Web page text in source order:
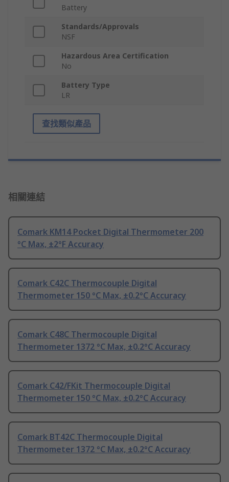
Battery
Standards/Approvals
NSF
Hazardous Area Certification
No
Battery Type
LR
查找類似產品
相關連結
Comark KM14 Pocket Digital Thermometer 200
°C Max, ±2°F Accuracy
Comark C42C Thermocouple Digital
Thermometer 150 °C Max, ±0.2°C Accuracy
Comark C48C Thermocouple Digital
Thermometer 1372 °C Max, ±0.2°C Accuracy
Comark C42/FKit Thermocouple Digital
Thermometer 150 °C Max, ±0.2°C Accuracy
Comark BT42C Thermocouple Digital
Thermometer 1372 °C Max, ±0.2°C Accuracy